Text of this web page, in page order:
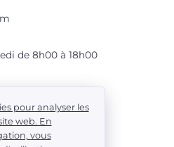
de 8h00 à 18h00
pour analyser les
web. En
vous